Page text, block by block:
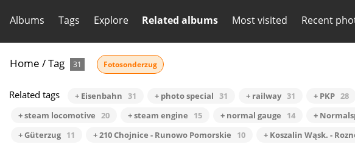
Albums Tags Explore Related albums Most visited Recent
Home /Tag 31 Fotosonderzug
Related tags + Eisenbahn 31 + photo special 31 + railway 31 + PKP 28
+ steam locomotive 20 + steam engine 15 + normal gauge 14 +
+ Güterzug 11 + 210 Chojnice - Runowo Pomorskie 10 + Koszalin Wąsk. -